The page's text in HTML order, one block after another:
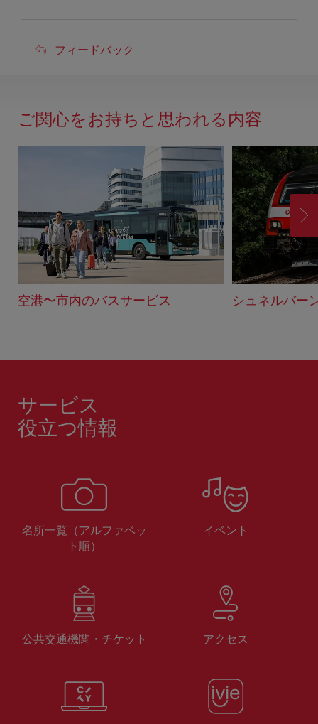
フ
ド
フィードバック
ご関心をお持ちと思われる内容
空港〜市内のバスサービス シュネルバー
進
サービス
役立つ情報
名所一覧（アルファベッ
ト順）
イベント
公共交通機関・チケット アクセス